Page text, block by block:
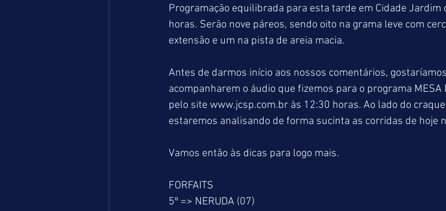
Programação equilibrada para esta tarde em Cidade
horas. Serão nove páreos, sendo oito na grama leve com
extensão e um na pista de areia macia.
Antes de darmos início aos nossos comentários,
acompanharem o áudio que fizemos para o programa MESA
pelo site www.jcsp.com.br às 12:30 horas. Ao lado do
estaremos analisando de forma sucinta as corridas de hoje
Vamos então às dicas para logo mais.
FORFAITS
5º => NERUDA (07)